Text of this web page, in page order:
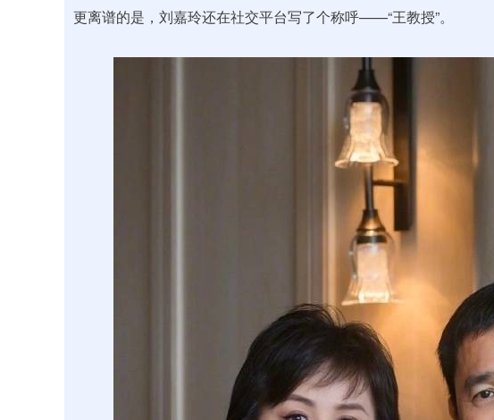
更离谱的是，刘嘉玲还在社交平台写了个称呼——“王教授”。